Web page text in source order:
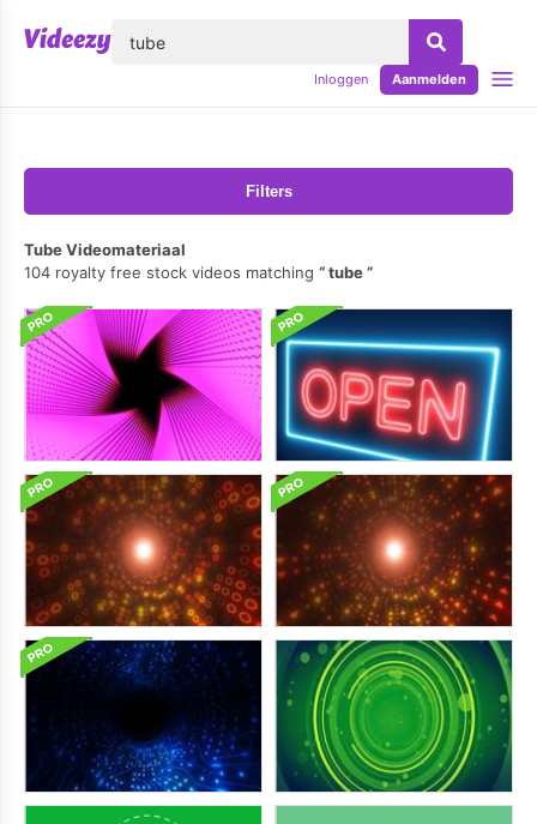
Inloggen Aanmelden
Filters
Tube Videomateriaal
104 royalty free stock videos matching
tube